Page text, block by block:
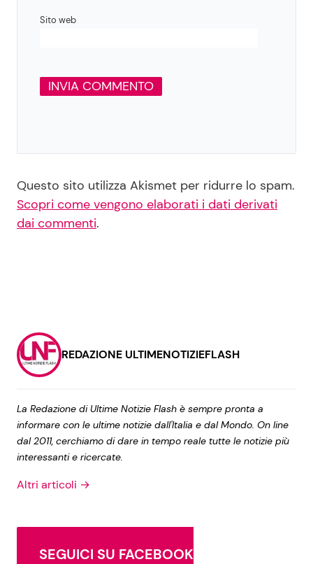
Sito web
Questo sito utilizza Akismet per ridurre lo spam.
Scopri come vengono elaborati i dati derivati
dai commenti.
REDAZIONE ULTIMENOTIZIEFLASH
La Redazione di Ultime Notizie Flash è sempre pronta a
informare con le ultime notizie dall'Italia e dal Mondo. On line
dal 2011, cerchiamo di dare in tempo reale tutte le notizie più
interessanti e ricercate.
Altri articoli →
SEGUICI SU FACEBOOK